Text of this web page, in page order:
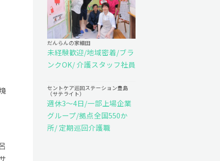
だんらんの家細田
未経験歓迎/地域密着/ブラ
ンクOK/ 介護スタッフ社員
セントケア巡回ステーション豊島
（サテライト）
週休3～4日/一部上場企業
グループ/拠点全国550か
所/ 定期巡回介護職